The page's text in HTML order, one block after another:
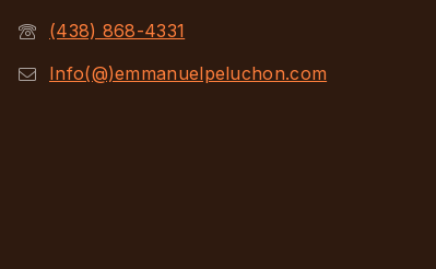
(438) 868-4331
Info(@)emmanuelpeluchon.com